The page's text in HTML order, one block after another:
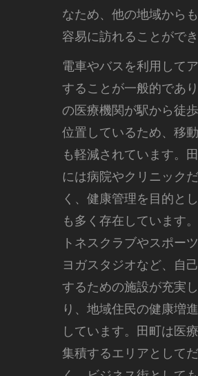
なため、他の地域から
容易に訪れることができ
電車やバスを利用して
することが一般的であり
の医療機関が駅から徒
位置しているため、移
も軽減されています。
には病院やクリニック
く、健康管理を目的と
も多く存在しています
トネスクラブやスポーツ
ヨガスタジオなど、自
するための施設が充実
り、地域住民の健康増
しています。田町は医
集積するエリアとして